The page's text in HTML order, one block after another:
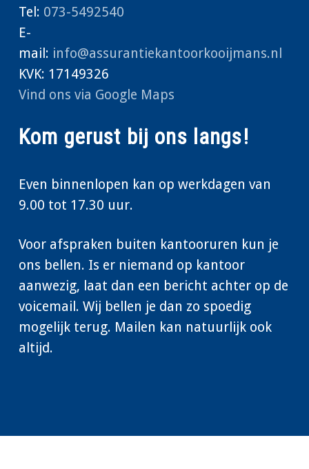
Tel: 073-5492540
E-
mail: info@assurantiekantoorkooijmans.nl
KVK: 17149326
Vind ons via Google Maps
Kom gerust bij ons langs!
Even binnenlopen kan op werkdagen van
9.00 tot 17.30 uur.
Voor afspraken buiten kantooruren kun je
ons bellen. Is er niemand op kantoor
aanwezig, laat dan een bericht achter op de
voicemail. Wij bellen je dan zo spoedig
mogelijk terug. Mailen kan natuurlijk ook
altijd.